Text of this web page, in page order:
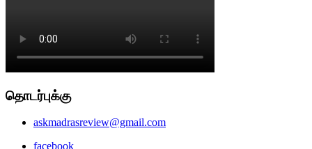
தொடர்புக்கு
askmadrasreview@gmail.com
facebook